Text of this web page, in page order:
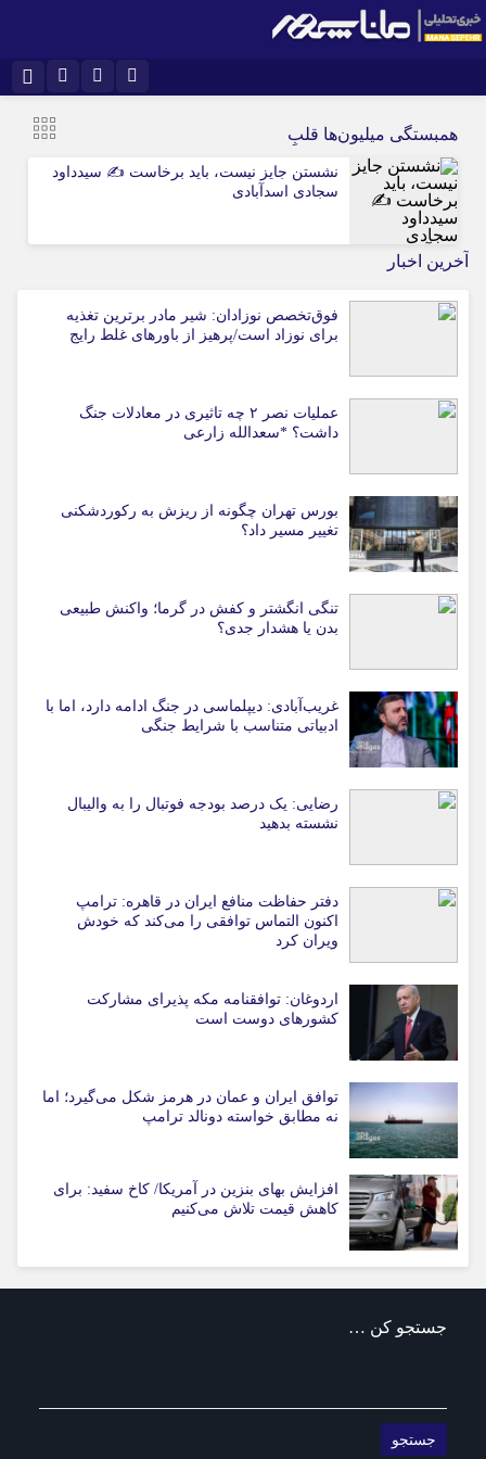
سروش
آپارات رمز عبور
همبستگی میلیون‌ها قلبِ
نشستن جایز نیست، باید برخاست ✍️ سیدداود
سجادی اسدآبادی
آخرین اخبار
فوق‌تخصص نوزادان: شیر مادر برترین تغذیه
برای نوزاد است/پرهیز از باورهای غلط رایج
عملیات نصر ۲ چه تاثیری در معادلات جنگ
داشت؟ *سعدالله زارعی
بورس تهران چگونه از ریزش به رکوردشکنی
تغییر مسیر داد؟
تنگی انگشتر و کفش در گرما؛ واکنش طبیعی
بدن یا هشدار جدی؟
غریب‌آبادی: دیپلماسی در جنگ ادامه دارد، اما با
ادبیاتی متناسب با شرایط جنگی
رضایی: یک درصد بودجه فوتبال را به والیبال
نشسته بدهید
دفتر حفاظت منافع ایران در قاهره: ترامپ
اکنون التماس توافقی را می‌کند که خودش
ویران کرد
اردوغان: توافقنامه مکه پذیرای مشارکت
کشورهای دوست است
توافق ایران و عمان در هرمز شکل می‌گیرد؛ اما
نه مطابق خواسته دونالد ترامپ
افزایش بهای بنزین در آمریکا/ کاخ سفید: برای
کاهش قیمت تلاش می‌کنیم
جستجو کن …